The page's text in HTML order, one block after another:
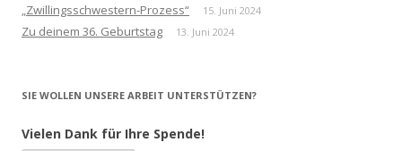
„Zwillingsschwestern-Prozess“
15. Juni 2024
Zu deinem 36. Geburtstag 13. Juni 2024
SIE WOLLEN UNSERE ARBEIT UNTERSTÜTZEN?
Vielen Dank für Ihre Spende!